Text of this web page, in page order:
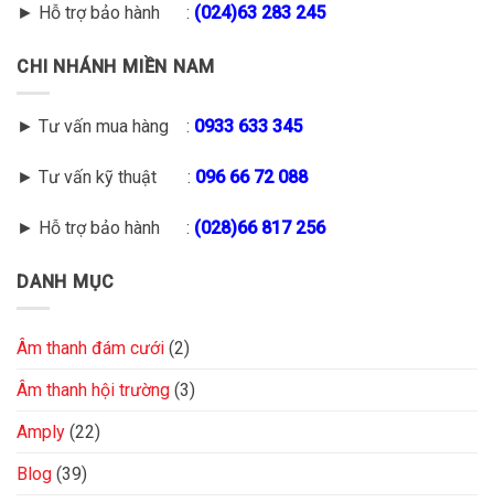
► Hỗ trợ bảo hành : (024)63 283 245
CHI NHÁNH MIỀN NAM
► Tư vấn mua hàng : 0933 633 345
► Tư vấn kỹ thuật : 096 66 72 088
► Hỗ trợ bảo hành : (028)66 817 256
DANH MỤC
Âm thanh đám cưới (2)
Âm thanh hội trường (3)
Amply (22)
Blog (39)